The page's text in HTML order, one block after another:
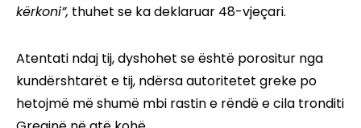
kërkoni”, thuhet se ka deklaruar 48-vjeçari.
Atentati ndaj tij, dyshohet se është porositur nga
kundërshtarët e tij, ndërsa autoritetet greke po
hetojmë më shumë mbi rastin e rëndë e cila tronditi